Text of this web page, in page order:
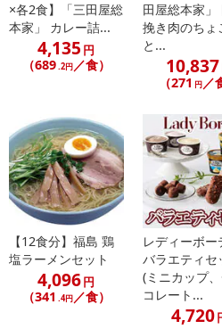
※配送日時の指定が可能な商品の場
配送日、配送時間が異なる可能性が
カート機能をご利用の場合は、配送
発送日カレンダー
×各2食】「三田屋総
本家」 カレー詰...
4,135 円
（689.2円／食）
田屋総本家」
挽き肉のちょ
と...
10,837
（271 円 ／
【12食分】福島 鶏
塩ラーメンセット
4,096円
（341 .4円／食）
レディーボー
バラエティセ
(ミニカップ
コレート...
4,720